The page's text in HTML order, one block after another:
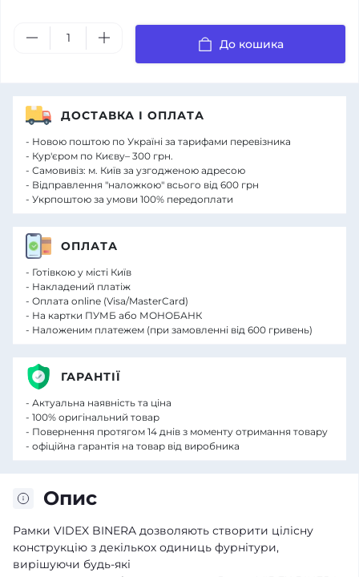
До кошика
Опис
Рамки VIDEX BINERA дозволяють створити цілісну
конструкцію з декількох одиниць фурнітури,
вирішуючи будь-які
ДОСТАВКА І ОПЛАТА
- Новою поштою по Україні за тарифами перевізника
- Кур'єром по Києву– 300 грн.
- Самовивіз: м. Київ за узгодженою адресою
- Відправлення "наложкою" всього від 600 грн
- Укрпоштою за умови 100% передоплати
ОПЛАТА
- Готівкою у місті Київ
- Накладений платіж
- Оплата online (Visa/MasterCard)
- На картки ПУМБ або МОНОБАНК
- Наложеним платежем (при замовленні від 600 гривень)
ГАРАНТІЇ
- Актуальна наявність та ціна
- 100% оригінальний товар
- Повернення протягом 14 днів з моменту отримання товару
- офіційна гарантія на товар від виробника